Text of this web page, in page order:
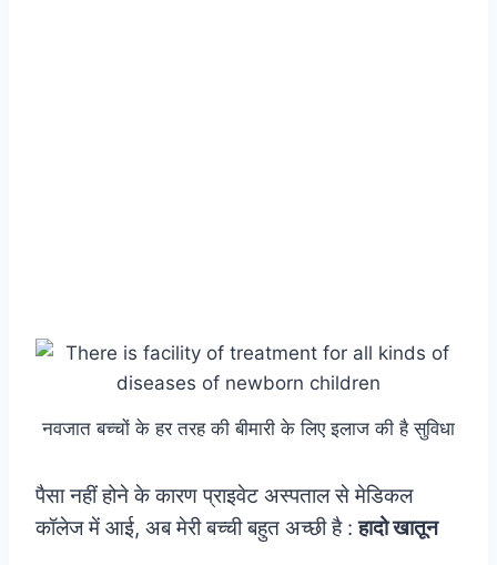
नवजात बच्चों के हर तरह की बीमारी के लिए इलाज की है सुविधा
पैसा नहीं होने के कारण प्राइवेट अस्पताल से मेडिकल
कॉलेज में आई, अब मेरी बच्ची बहुत अच्छी है :हादो खातून